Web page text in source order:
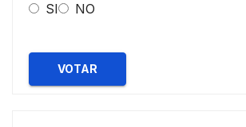
SI NO
VOTAR